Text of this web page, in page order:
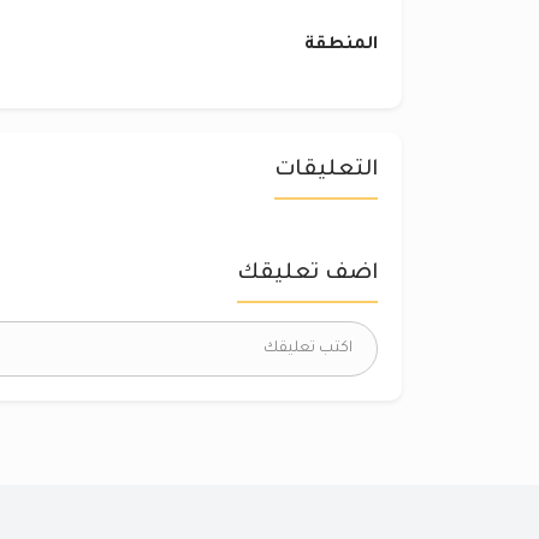
المنطقة
التعليقات
اضف تعليقك